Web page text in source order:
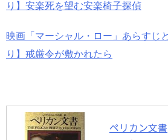
り】安楽死を望む安楽椅子探偵
映画「マーシャル・ロー」あらすじ
り】戒厳令が敷かれたら
ペリカン文書